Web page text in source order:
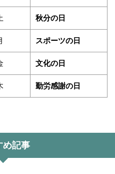
秋分の日
スポーツの日
文化の日
勤労感謝の日
め記事